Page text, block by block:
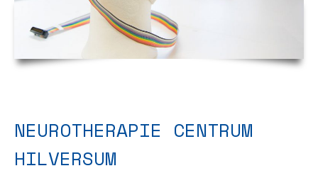
NEUROTHERAPIE CENTRUM
HILVERSUM